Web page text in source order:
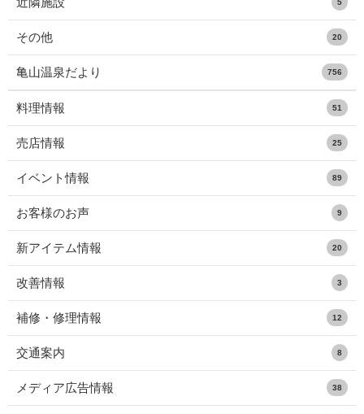
5
その他 20
亀山温泉だより 756
料理情報 51
売店情報 25
イベント情報 89
お客様のお声 9
新アイテム情報 20
改善情報 3
補修・修理情報 12
交通案内 8
メディア広告情報 38